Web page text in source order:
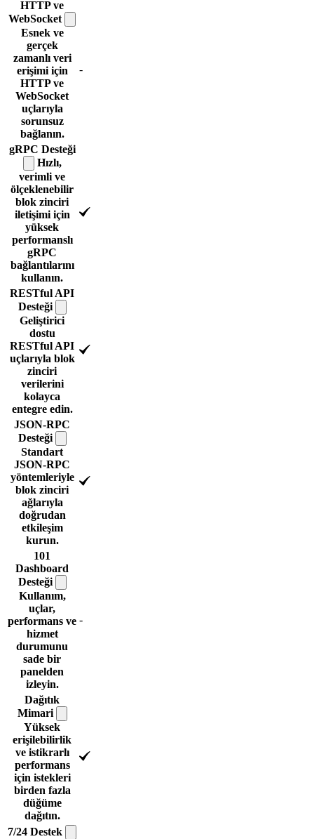
HTTP ve
WebSocket
Esnek ve
gerçek
zamanlı veri
erişimi için
HTTP ve
WebSocket
uçlarıyla
sorunsuz
bağlanın.
-
gRPC Desteği
Hızlı,
verimli ve
ölçeklenebilir
blok zinciri
iletişimi için
yüksek
performanslı
gRPC
bağlantılarını
kullanın.
RESTful API
Desteği
Geliştirici
dostu
RESTful API
uçlarıyla blok
zinciri
verilerini
kolayca
entegre edin.
JSON-RPC
Desteği
Standart
JSON-RPC
yöntemleriyle
blok zinciri
ağlarıyla
doğrudan
etkileşim
kurun.
101
Dashboard
Desteği
Kullanım,
uçlar,
performans ve
hizmet
durumunu
sade bir
panelden
izleyin.
-
Dağıtık
Mimari
Yüksek
erişilebilirlik
ve istikrarlı
performans
için istekleri
birden fazla
düğüme
dağıtın.
7/24 Destek